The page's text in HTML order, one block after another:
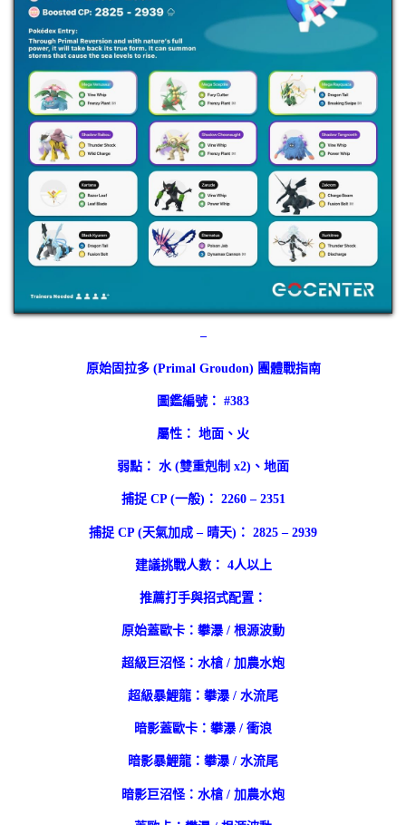
–
原始固拉多 (Primal Groudon) 團體戰指南
圖鑑編號： #383
屬性： 地面、火
弱點： 水 (雙重剋制 x2)、地面
捕捉 CP (一般)： 2260 – 2351
捕捉 CP (天氣加成 – 晴天)： 2825 – 2939
建議挑戰人數： 4人以上
推薦打手與招式配置：
原始蓋歐卡：攀瀑 / 根源波動
超級巨沼怪：水槍 / 加農水炮
超級暴鯉龍：攀瀑 / 水流尾
暗影蓋歐卡：攀瀑 / 衝浪
暗影暴鯉龍：攀瀑 / 水流尾
暗影巨沼怪：水槍 / 加農水炮